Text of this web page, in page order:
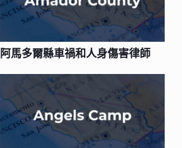
阿馬多爾縣車禍和人身傷害律師